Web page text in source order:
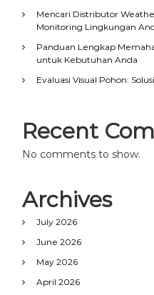
Mencari Distributor
Monitoring Lingkungan
Panduan Lengkap
untuk Kebutuhan Anda
Evaluasi Visual Pohon:
Recent
No comments to show.
Archives
July 2026
June 2026
May 2026
April 2026